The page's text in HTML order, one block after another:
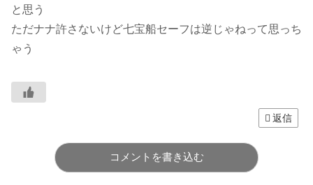
と思う
ただナナ許さないけど七宝船セーフは逆じゃねって思っち
ゃう
返信
コメントを書き込む